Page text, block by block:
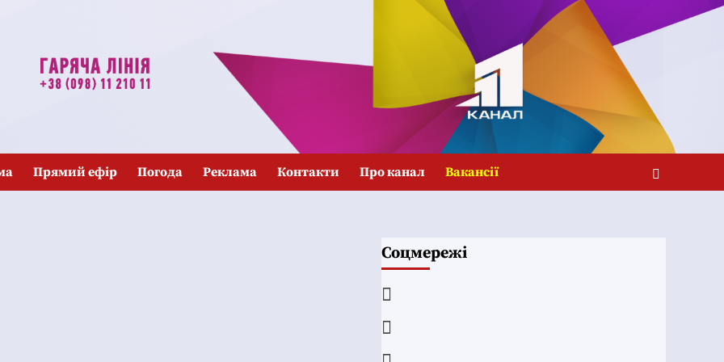
Прямий ефір Погода Реклама Контакти Про канал Вакансії
Соцмережі